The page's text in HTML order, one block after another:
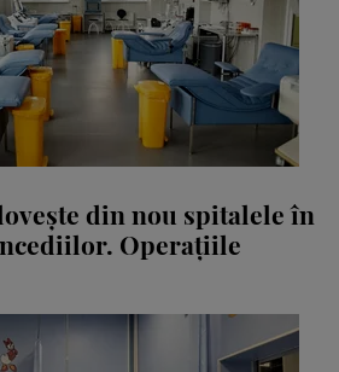
din nou spitalele în
Operațiile